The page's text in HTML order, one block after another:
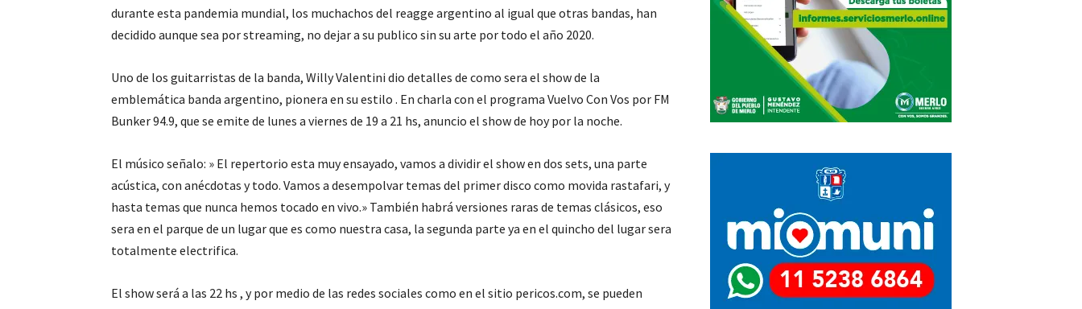
durante esta pandemia mundial, los muchachos del reagge argentino al igual que otras bandas, han
decidido aunque sea por streaming, no dejar a su publico sin su arte por todo el año 2020.
Uno de los guitarristas de la banda, Willy Valentini dio detalles de como sera el show de la
emblemática banda argentino, pionera en su estilo . En charla con el programa Vuelvo Con Vos por FM
Bunker 94.9, que se emite de lunes a viernes de 19 a 21 hs, anuncio el show de hoy por la noche.
El músico señalo: » El repertorio esta muy ensayado, vamos a dividir el show en dos sets, una parte
acústica, con anécdotas y todo. Vamos a desempolvar temas del primer disco como movida rastafari, y
hasta temas que nunca hemos tocado en vivo.» También habrá versiones raras de temas clásicos, eso
sera en el parque de un lugar que es como nuestra casa, la segunda parte ya en el quincho del lugar sera
totalmente electrifica.
El show será a las 22 hs , y por medio de las redes sociales como en el sitio pericos.com, se pueden